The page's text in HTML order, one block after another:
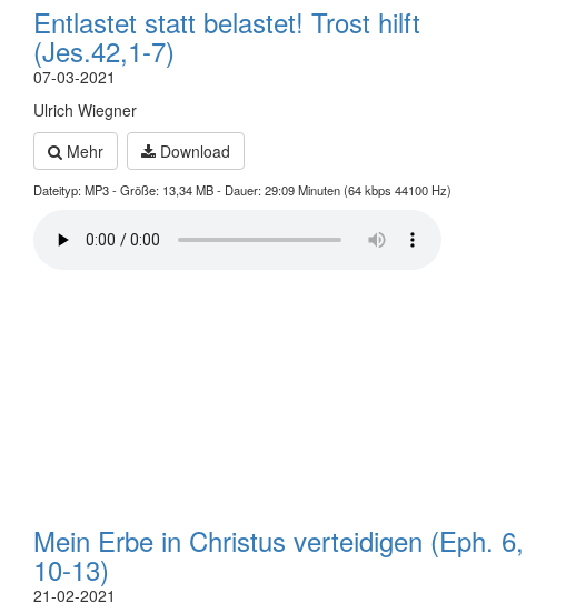
Entlastet statt belastet! Trost hilft
(Jes.42,1-7)
07-03-2021
Ulrich Wiegner
Mehr
Download
Dateityp: MP3 - Größe: 13,34 MB - Dauer: 29:09 Minuten (64 kbps 44100 Hz)
Mein Erbe in Christus verteidigen (Eph. 6,
10-13)
21-02-2021